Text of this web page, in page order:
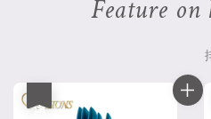
Feature on